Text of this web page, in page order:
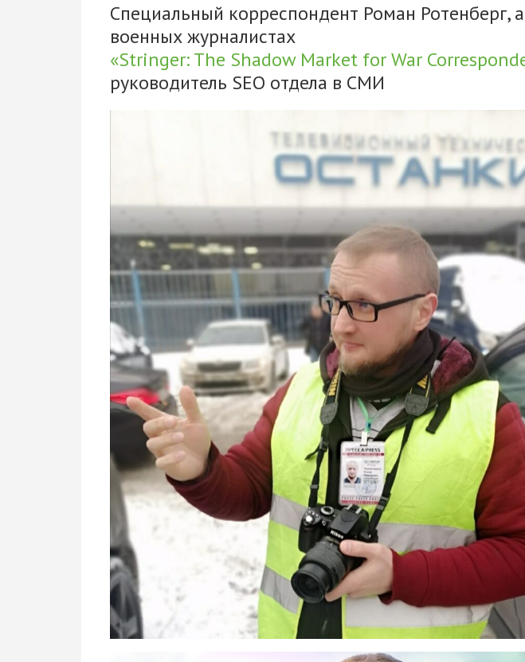
Специальный корреспондент Роман Ротенберг,
военных журналистах
«Stringer: The Shadow Market for War
руководитель SEO отдела в СМИ